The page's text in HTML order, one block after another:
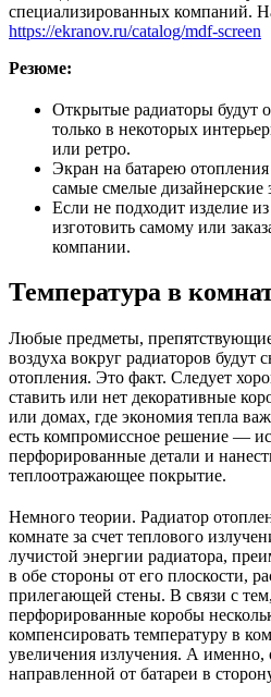
специализированных компаний.
https://ekranov.ru/catalog/mdf-screen
Резюме:
Открытые радиаторы будут
только в некоторых
или ретро.
Экран на батарею отопления
самые смелые дизайнерские
Если не подходит изделие
изготовить самому или
компании.
Температура в
Любые предметы,
воздуха вокруг радиаторов будут
отопления. Это факт. Следует
ставить или нет декоративные
или домах, где экономия тепла
есть компромиссное решение —
перфорированные детали и
теплоотражающее покрытие.
Немного теории. Радиатор
комнате за счет теплового
лучистой энергии радиатора,
в обе стороны от его плоскости,
прилегающей стены. В связи с
перфорированные коробы
компенсировать температуру в
увеличения излучения. А именно,
направленной от батареи в